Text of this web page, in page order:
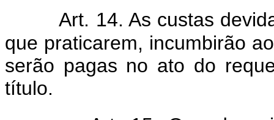
Art. 14. As custas
que praticarem, incumbirão
serão pagas no ato do
título.